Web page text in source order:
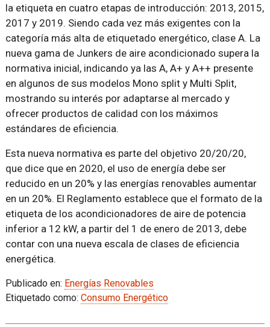
la etiqueta en cuatro etapas de introducción: 2013, 2015,
2017 y 2019. Siendo cada vez más exigentes con la
categoría más alta de etiquetado energético, clase A. La
nueva gama de Junkers de aire acondicionado supera la
normativa inicial, indicando ya las A, A+ y A++ presente
en algunos de sus modelos Mono split y Multi Split,
mostrando su interés por adaptarse al mercado y
ofrecer productos de calidad con los máximos
estándares de eficiencia.
Esta nueva normativa es parte del objetivo 20/20/20,
que dice que en 2020, el uso de energía debe ser
reducido en un 20% y las energías renovables aumentar
en un 20%. El Reglamento establece que el formato de la
etiqueta de los acondicionadores de aire de potencia
inferior a 12 kW, a partir del 1 de enero de 2013, debe
contar con una nueva escala de clases de eficiencia
energética.
Publicado en: Energías Renovables
Etiquetado como: Consumo Energético